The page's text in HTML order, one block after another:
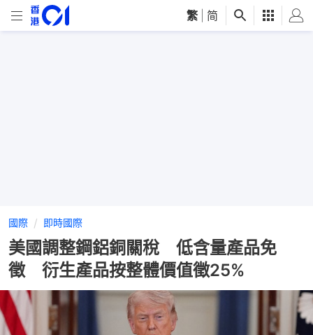
繁 简
國際 即時國際
美國調整鋼鋁銅關稅 低含量產品免
徵 衍生產品按整體價值徵25%